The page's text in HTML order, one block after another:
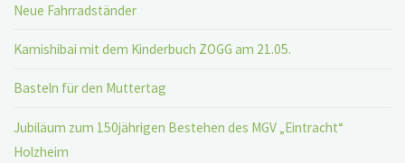
Neue Fahrradständer
Kamishibai mit dem Kinderbuch ZOGG am 21.05.
Basteln für den Muttertag
Jubiläum zum 150jährigen Bestehen des MGV „Eintracht“
Holzheim